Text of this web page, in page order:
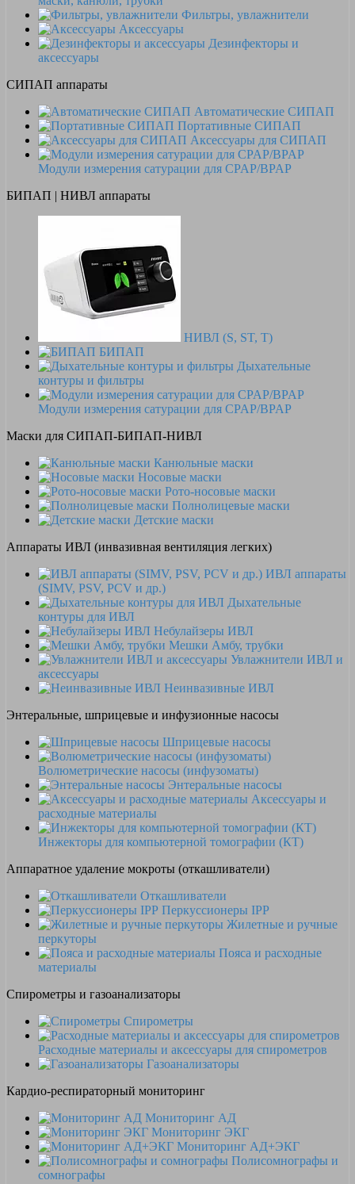
Фильтры, увлажнители
Аксессуары
Дезинфекторы и
аксессуары
СИПАП аппараты
Автоматические СИПАП
Портативные СИПАП
Аксессуары для СИПАП
Модули измерения сатурации для CPAP/BPAP
БИПАП | НИВЛ аппараты
НИВЛ (S, ST, T)
БИПАП
Дыхательные
контуры и фильтры
Модули измерения сатурации для CPAP/BPAP
Маски для СИПАП-БИПАП-НИВЛ
Канюльные маски
Носовые маски
Рото-носовые маски
Полнолицевые маски
Детские маски
Аппараты ИВЛ (инвазивная вентиляция легких)
ИВЛ аппараты
(SIMV, PSV, PCV и др.)
Дыхательные
контуры для ИВЛ
Небулайзеры ИВЛ
Мешки Амбу, трубки
Увлажнители ИВЛ и
аксессуары
Неинвазивные ИВЛ
Энтеральные, шприцевые и инфузионные насосы
Шприцевые насосы
Волюметрические насосы (инфузоматы)
Энтеральные насосы
Аксессуары и
расходные материалы
Инжекторы для компьютерной томографии (КТ)
Аппаратное удаление мокроты (откашливатели)
Откашливатели
Перкуссионеры IPP
Жилетные и ручные
перкуторы
Пояса и расходные
материалы
Спирометры и газоанализаторы
Спирометры
Расходные материалы и аксессуары для спирометров
Газоанализаторы
Кардио-респираторный мониторинг
Мониторинг АД
Мониторинг ЭКГ
Мониторинг АД+ЭКГ
Полисомнографы и
сомнографы